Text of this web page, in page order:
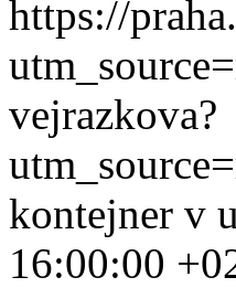
https://
vejrazkova?
kontejner v
16:00:00